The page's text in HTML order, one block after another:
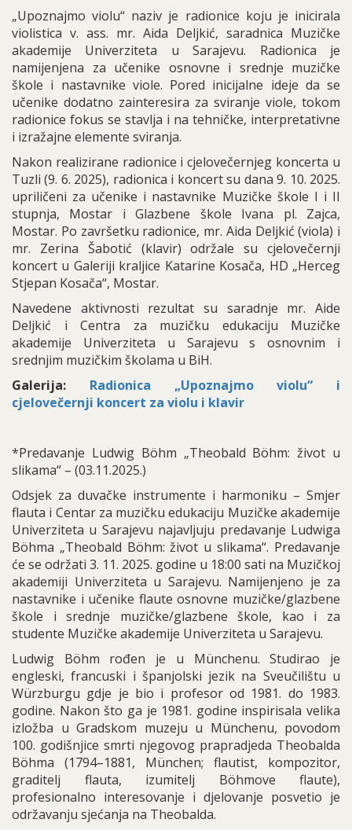
„Upoznajmo violu“ naziv je radionice koju je inicirala
violistica v. ass. mr. Aida Deljkić, saradnica Muzičke
akademije Univerziteta u Sarajevu. Radionica je
namijenjena za učenike osnovne i srednje muzičke
škole i nastavnike viole. Pored inicijalne ideje da se
učenike dodatno zainteresira za sviranje viole, tokom
radionice fokus se stavlja i na tehničke, interpretativne
i izražajne elemente sviranja.
Nakon realizirane radionice i cjelovečernjeg koncerta u
Tuzli (9. 6. 2025), radionica i koncert su dana 9. 10. 2025.
upriličeni za učenike i nastavnike Muzičke škole I i II
stupnja, Mostar i Glazbene škole Ivana pl. Zajca,
Mostar. Po završetku radionice, mr. Aida Deljkić (viola) i
mr. Zerina Šabotić (klavir) održale su cjelovečernji
koncert u Galeriji kraljice Katarine Kosača, HD „Herceg
Stjepan Kosača“, Mostar.
Navedene aktivnosti rezultat su saradnje mr. Aide
Deljkić i Centra za muzičku edukaciju Muzičke
akademije Univerziteta u Sarajevu s osnovnim i
srednjim muzičkim školama u BiH.
Galerija: Radionica „Upoznajmo violu“ i
cjelovečernji koncert za violu i klavir
*Predavanje Ludwig Böhm „Theobald Böhm: život u
slikama“ – (03.11.2025.)
Odsjek za duvačke instrumente i harmoniku – Smjer
flauta i Centar za muzičku edukaciju Muzičke akademije
Univerziteta u Sarajevu najavljuju predavanje Ludwiga
Böhma „Theobald Böhm: život u slikama“. Predavanje
će se održati 3. 11. 2025. godine u 18:00 sati na Muzičkoj
akademiji Univerziteta u Sarajevu. Namijenjeno je za
nastavnike i učenike flaute osnovne muzičke/glazbene
škole i srednje muzičke/glazbene škole, kao i za
studente Muzičke akademije Univerziteta u Sarajevu.
Ludwig Böhm rođen je u Münchenu. Studirao je
engleski, francuski i španjolski jezik na Sveučilištu u
Würzburgu gdje je bio i profesor od 1981. do 1983.
godine. Nakon što ga je 1981. godine inspirisala velika
izložba u Gradskom muzeju u Münchenu, povodom
100. godišnjice smrti njegovog prapradjeda Theobalda
Böhma (1794–1881, München; flautist, kompozitor,
graditelj flauta, izumitelj Böhmove flaute),
profesionalno interesovanje i djelovanje posvetio je
održavanju sjećanja na Theobalda.